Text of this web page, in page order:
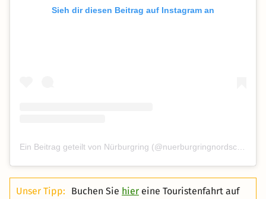
Sieh dir diesen Beitrag auf Instagram an
Unser Tipp: Buchen Sie hier eine Touristenfahrt auf